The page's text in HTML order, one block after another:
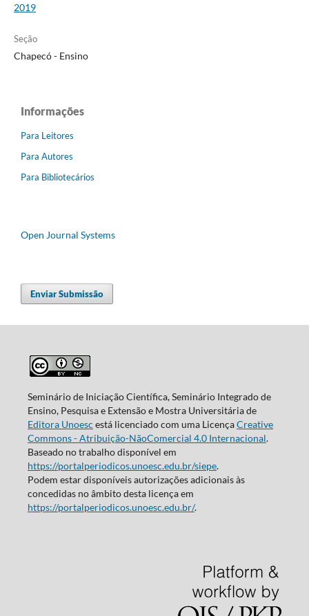
2019
Seção
Chapecó - Ensino
Informações
Para Leitores
Para Autores
Para Bibliotecários
Open Journal Systems
Enviar Submissão
Seminário de Iniciação Científica, Seminário Integrado de
Ensino, Pesquisa e Extensão e Mostra Universitária de
Editora Unoesc está licenciado com uma LicençaCreative
Commons - Atribuição-NãoComercial 4.0 Internacional.
Baseado no trabalho disponível em
https://portalperiodicos.unoesc.edu.br/siepe.
Podem estar disponíveis autorizações adicionais às
concedidas no âmbito desta licença em
https://portalperiodicos.unoesc.edu.br/.